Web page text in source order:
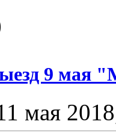
9 мая
мая